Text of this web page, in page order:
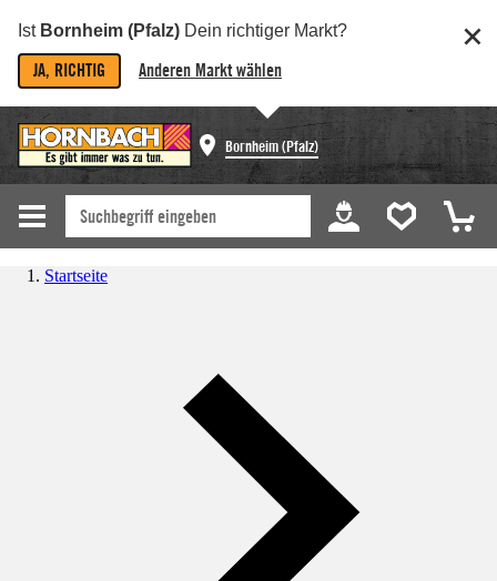
Ist Bornheim (Pfalz) Dein richtiger Markt?
JA, RICHTIG Anderen Markt wählen
Bornheim (Pfalz)
Startseite